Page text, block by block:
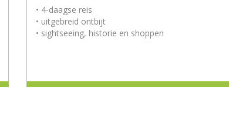
• 4-daagse reis
• uitgebreid ontbijt
• sightseeing, historie en shoppen